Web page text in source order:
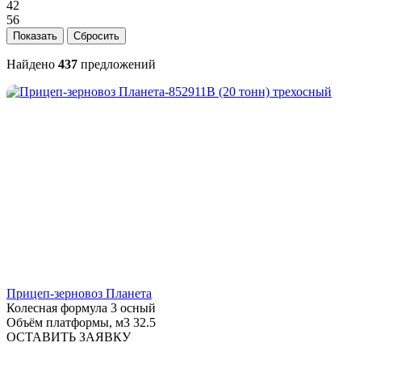
42
56
Найдено 437 предложений
Прицеп-зерновоз Планета
Колесная формула 3 осный
Объём платформы, м3 32.5
ОСТАВИТЬ ЗАЯВКУ